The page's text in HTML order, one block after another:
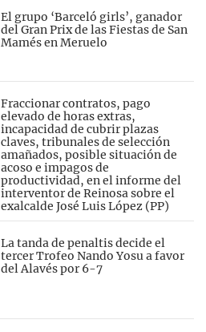
El grupo ‘Barceló girls’, ganador
del Gran Prix de las Fiestas de San
Mamés en Meruelo
Fraccionar contratos, pago
elevado de horas extras,
incapacidad de cubrir plazas
claves, tribunales de selección
amañados, posible situación de
acoso e impagos de
productividad, en el informe del
interventor de Reinosa sobre el
exalcalde José Luis López (PP)
La tanda de penaltis decide el
tercer Trofeo Nando Yosu a favor
del Alavés por 6-7